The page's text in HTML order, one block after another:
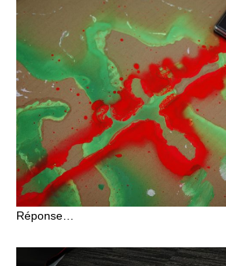
Réponse…